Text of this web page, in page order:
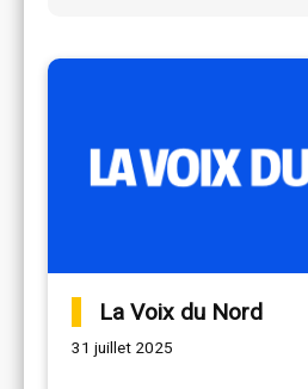
La Voix du Nord
31 juillet 2025